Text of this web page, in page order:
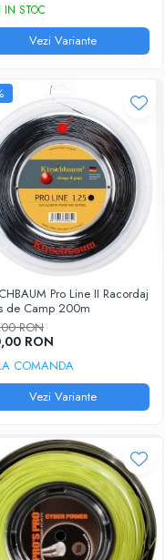
IN STOC
Vezi Variante
Pro Line II Racordaj
de Camp 200m
RON
RON
COMANDA
Vezi Variante